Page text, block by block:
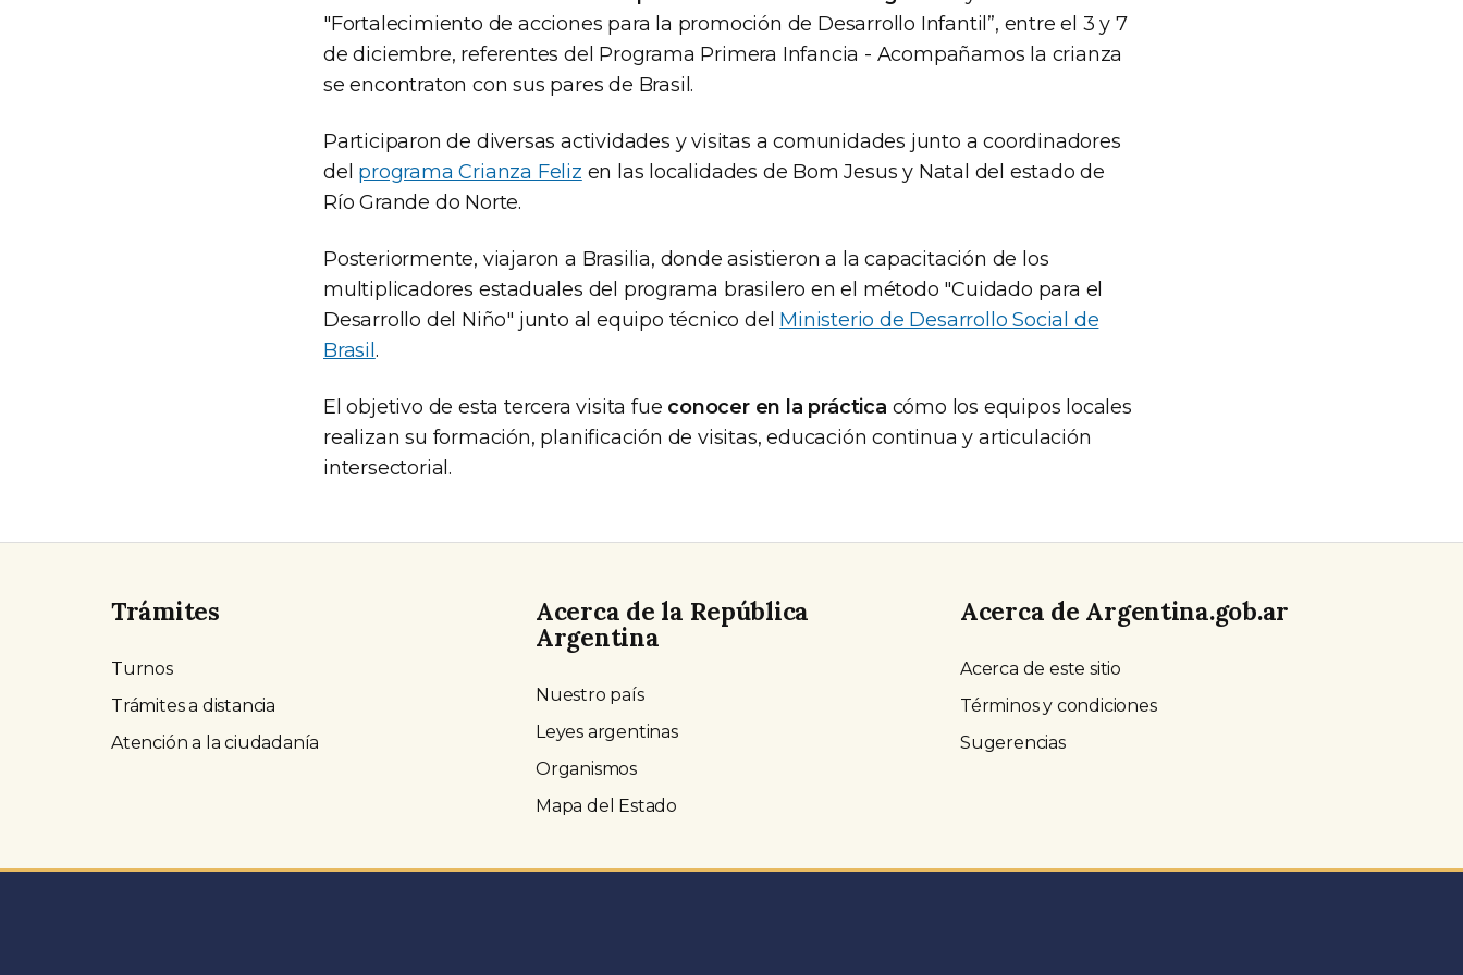
"Fortalecimiento de acciones para la promoción de Desarrollo Infantil”, entre el 3 y 7
de diciembre, referentes del Programa Primera Infancia - Acompañamos la crianza
se encontraton con sus pares de Brasil.
Participaron de diversas actividades y visitas a comunidades junto a coordinadores
del programa Crianza Feliz en las localidades de Bom Jesus y Natal del estado de
Río Grande do Norte.
Posteriormente, viajaron a Brasilia, donde asistieron a la capacitación de los
multiplicadores estaduales del programa brasilero en el método "Cuidado para el
Desarrollo del Niño" junto al equipo técnico del Ministerio de Desarrollo Social de
Brasil .
El objetivo de esta tercera visita fue conocer en la práctica cómo los equipos locales
realizan su formación, planificación de visitas, educación continua y articulación
intersectorial.
Trámites
Turnos
Trámites a distancia
Atención a la ciudadanía
Acerca de la República
Argentina
Nuestro país
Leyes argentinas
Organismos
Mapa del Estado
Acerca de Argentina.gob.ar
Acerca de este sitio
Términos y condiciones
Sugerencias